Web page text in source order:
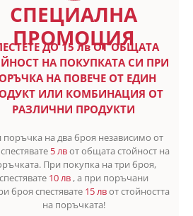
СПЕЦИАЛНА
ПРОМОЦИЯ
ДО 15 лв ОТ ОБЩАТА
НА ПОКУПКАТА СИ ПРИ
НА ПОВЕЧЕ ОТ ЕДИН
ИЛИ КОМБИНАЦИЯ ОТ
РАЗЛИЧНИ ПРОДУКТИ
поръчка на два броя независимо от
5 лвот общата стойност на
При покупка на три броя,
спестявате 10 лв , а при поръчани
броя спестявате 15 лвот стойността
на поръчката!